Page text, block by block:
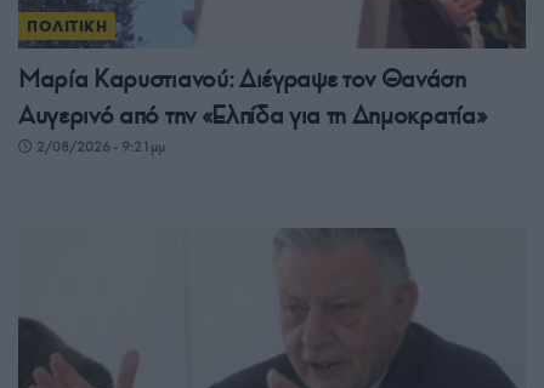
ΠΟΛΙΤΙΚΗ
Μαρία Καρυστιανού: Διέγραψε τον Θανάση
Αυγερινό από την «Ελπίδα για τη Δημοκρατία»
2/08/2026 - 9:21μμ